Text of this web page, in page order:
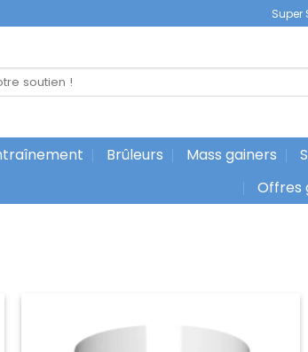
Brûleurs Mass gainers
Offres